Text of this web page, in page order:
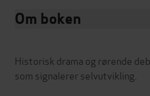
Om boken
Historisk drama og rørende
som signalerer selvutvikling.